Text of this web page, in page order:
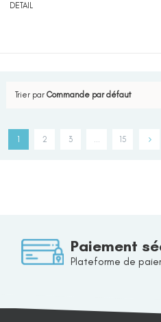
DETAIL
Trier par Commande par défaut
1 2 3 … 15
Paiement
Plateforme de